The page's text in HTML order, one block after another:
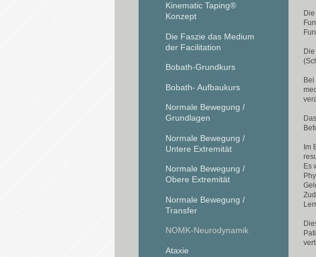
Im
Es
Kinematic Taping®
Konzept
Die Faszie das Medium
der Facilitation
Bobath-Grundkurs
Bobath- Aufbaukurs
Normale Bewegung /
Grundlagen
Normale Bewegung /
Untere Extremität
Normale Bewegung /
Obere Extremität
Normale Bewegung /
Transfer
NOMK-Neurodynamik
Ataxie